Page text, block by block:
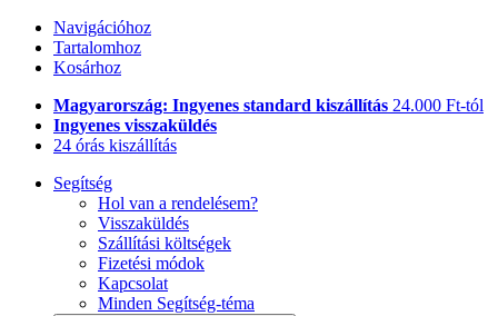
Navigációhoz
Tartalomhoz
Kosárhoz
Magyarország: Ingyenes standard kiszállítás 24.000 Ft-tól
Ingyenes visszaküldés
24 órás kiszállítás
Segítség
Hol van a rendelésem?
Visszaküldés
Szállítási költségek
Fizetési módok
Kapcsolat
Minden Segítség-téma